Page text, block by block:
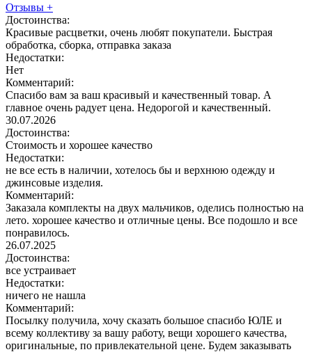
Отзывы +
Достоинства:
Красивые расцветки, очень любят покупатели. Быстрая
обработка, сборка, отправка заказа
Недостатки:
Нет
Комментарий:
Спасибо вам за ваш красивый и качественный товар. А
главное очень радует цена. Недорогой и качественный.
30.07.2026
Достоинства:
Стоимость и хорошее качество
Недостатки:
не все есть в наличии, хотелось бы и верхнюю одежду и
джинсовые изделия.
Комментарий:
Заказала комплекты на двух мальчиков, оделись полностью на
лето. хорошее качество и отличные цены. Все подошло и все
понравилось.
26.07.2025
Достоинства:
все устраивает
Недостатки:
ничего не нашла
Комментарий:
Посылку получила, хочу сказать большое спасибо ЮЛЕ и
всему коллективу за вашу работу, вещи хорошего качества,
оригинальные, по привлекательной цене. Будем заказывать